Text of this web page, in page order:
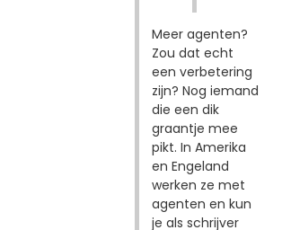
Meer agenten?
Zou dat echt
een verbetering
zijn? Nog iemand
die een dik
graantje mee
pikt. In Amerika
en Engeland
werken ze met
agenten en kun
je als schrijver